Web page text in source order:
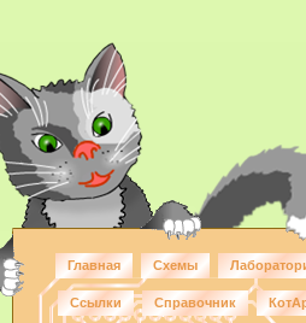
Главная Схемы
Ссылки Справочник